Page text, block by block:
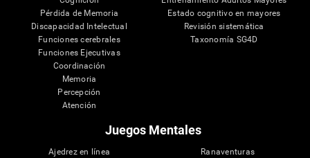
Pérdida de Memoria
Discapacidad Intelectual
Funciones cerebrales
Funciones Ejecutivas
Coordinación
Memoria
Percepción
Atención
Estado cognitivo en mayores
Revisión sistemática
Taxonomía SG4D
Juegos Mentales
Ajedrez en línea
Ranaventuras